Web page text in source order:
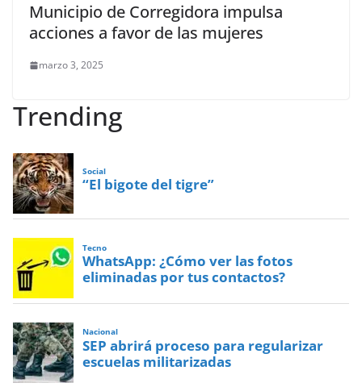
Municipio de Corregidora impulsa
acciones a favor de las mujeres
marzo 3, 2025
Trending
Social
“El bigote del tigre”
Tecno
WhatsApp: ¿Cómo ver las fotos
eliminadas por tus contactos?
Nacional
SEP abrirá proceso para regularizar
escuelas militarizadas